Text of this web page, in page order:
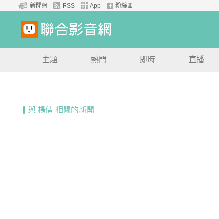
新聞網 RSS App 粉絲團
主題 熱門 即時 直播
與 楊倩 相關的新聞